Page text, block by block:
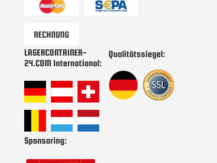
LAGERCONTAINER-
24.COM International:
Qualitätssiegel:
Sponsoring: